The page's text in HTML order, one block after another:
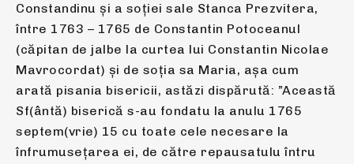
Constandinu și a soției sale Stanca Prezvitera,
între 1763 – 1765 de Constantin Potoceanul
(căpitan de jalbe la curtea lui Constantin Nicolae
Mavrocordat) și de soția sa Maria, așa cum
arată pisania bisericii, astăzi dispărută: ”Această
Sf(ântă) biserică s-au fondatu la anulu 1765
septem(vrie) 15 cu toate cele necesare la
înfrumusețarea ei, de către repausatulu întru